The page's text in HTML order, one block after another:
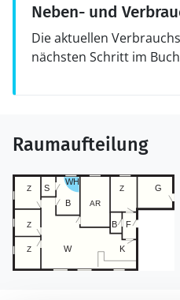
Neben- und
Die aktuellen
nächsten Schritt im
Raumaufteilung